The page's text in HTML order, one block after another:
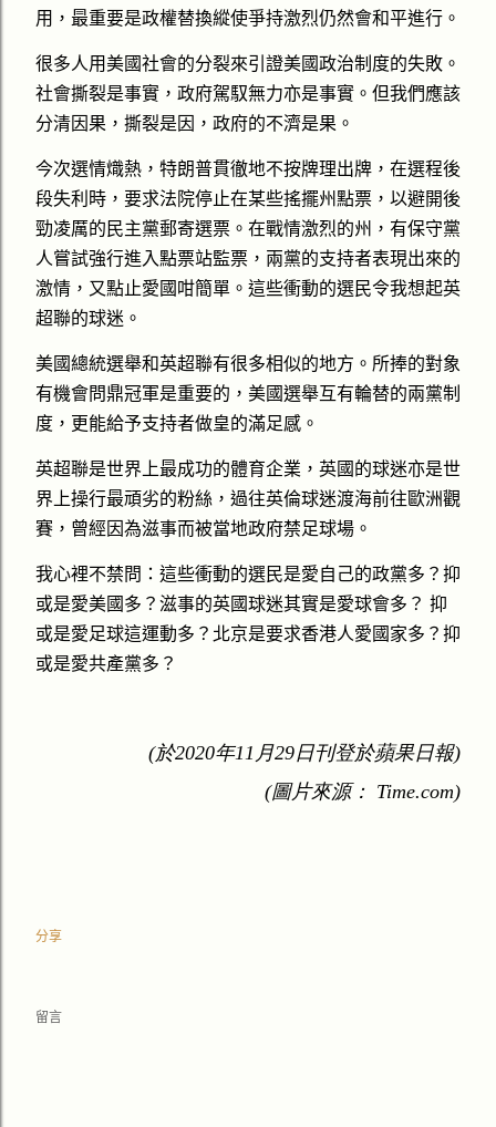
用，最重要是政權替換縱使爭持激烈仍然會和平進行。
很多人用美國社會的分裂來引證美國政治制度的失敗。
社會撕裂是事實，政府駕馭無力亦是事實。但我們應該
分清因果，撕裂是因，政府的不濟是果。
今次選情熾熱，特朗普貫徹地不按牌理出牌，在選程後
段失利時，要求法院停止在某些搖擺州點票，以避開後
勁凌厲的民主黨郵寄選票。在戰情激烈的州，有保守黨
人嘗試強行進入點票站監票，兩黨的支持者表現出來的
激情，又點止愛國咁簡單。這些衝動的選民令我想起英
超聯的球迷。
美國總統選舉和英超聯有很多相似的地方。所捧的對象
有機會問鼎冠軍是重要的，美國選舉互有輪替的兩黨制
度，更能給予支持者做皇的滿足感。
英超聯是世界上最成功的體育企業，英國的球迷亦是世
界上操行最頑劣的粉絲，過往英倫球迷渡海前往歐洲觀
賽，曾經因為滋事而被當地政府禁足球場。
我心裡不禁問：這些衝動的選民是愛自己的政黨多？抑
或是愛美國多？滋事的英國球迷其實是愛球會多？ 抑
或是愛足球這運動多？北京是要求香港人愛國家多？抑
或是愛共產黨多？
(於2020年11 月29日刊登於蘋果日報)
(圖片來源： Time.com)
分享
留言